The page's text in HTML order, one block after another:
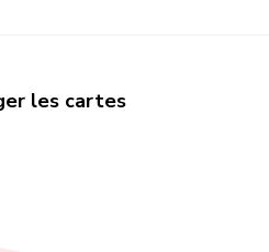
les cartes